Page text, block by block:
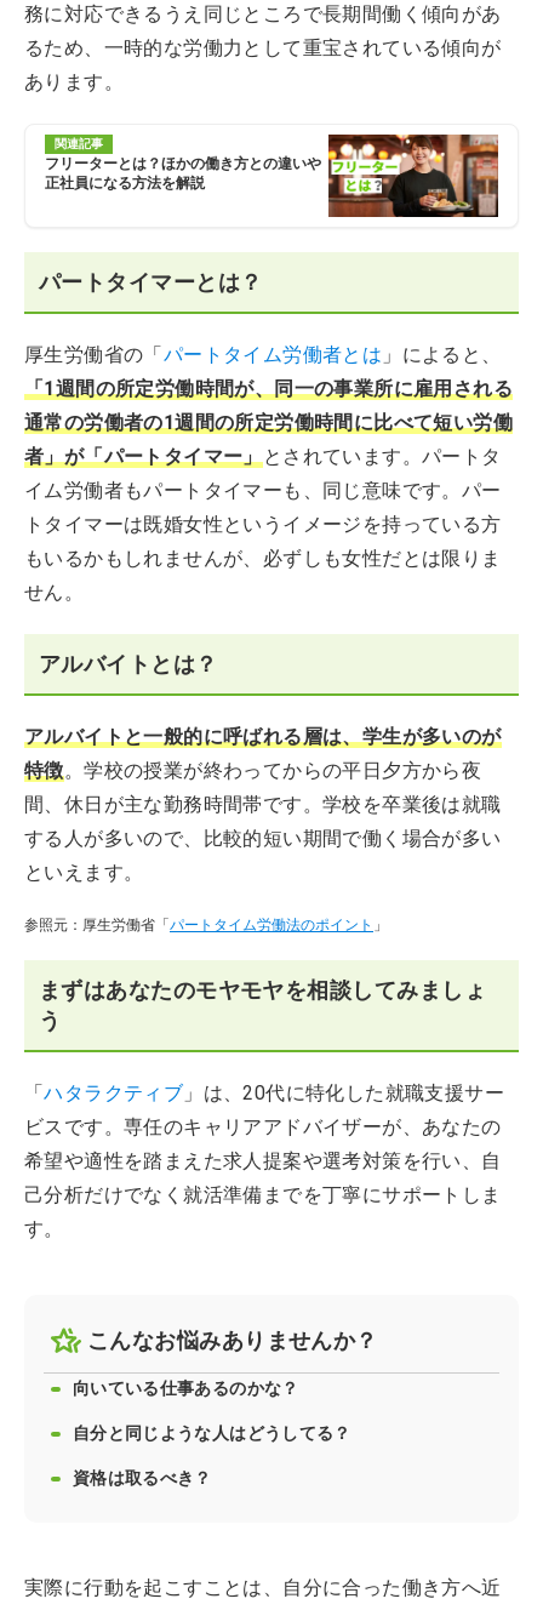
務に対応できるうえ同じところで長期間働く傾向があ
るため、一時的な労働力として重宝されている傾向が
あります。
関連記事
フリーターとは？ほかの働き方との違いや
正社員になる方法を解説
パートタイマーとは？
厚生労働省の「パートタイム労働者とは 」によると、
「1週間の所定労働時間が、同一の事業所に雇用される
通常の労働者の1週間の所定労働時間に比べて短い労働
者」が「パートタイマー」とされています。パートタ
イム労働者もパートタイマーも、同じ意味です。パー
トタイマーは既婚女性というイメージを持っている方
もいるかもしれませんが、必ずしも女性だとは限りま
せん。
アルバイトとは？
アルバイトと一般的に呼ばれる層は、学生が多いのが
特徴。学校の授業が終わってからの平日夕方から夜
間、休日が主な勤務時間帯です。学校を卒業後は就職
する人が多いので、比較的短い期間で働く場合が多い
といえます。
参照元：厚生労働省「 パートタイム労働法のポイント 」
まずはあなたのモヤモヤを相談してみましょ
う
「ハタラクティブ 」は、20代に特化した就職支援サー
ビスです。専任のキャリアアドバイザーが、あなたの
希望や適性を踏まえた求人提案や選考対策を行い、自
己分析だけでなく就活準備までを丁寧にサポートしま
す。
こんなお悩みありませんか？
向いている仕事あるのかな？
自分と同じような人はどうしてる？
資格は取るべき？
実際に行動を起こすことは、自分に合った働き方へ近